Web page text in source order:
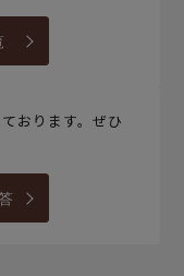
おります。ぜひ